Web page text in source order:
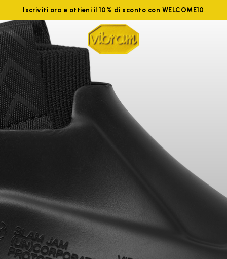
Iscriviti ora e ottieni il 10% di sconto con WELCOME10